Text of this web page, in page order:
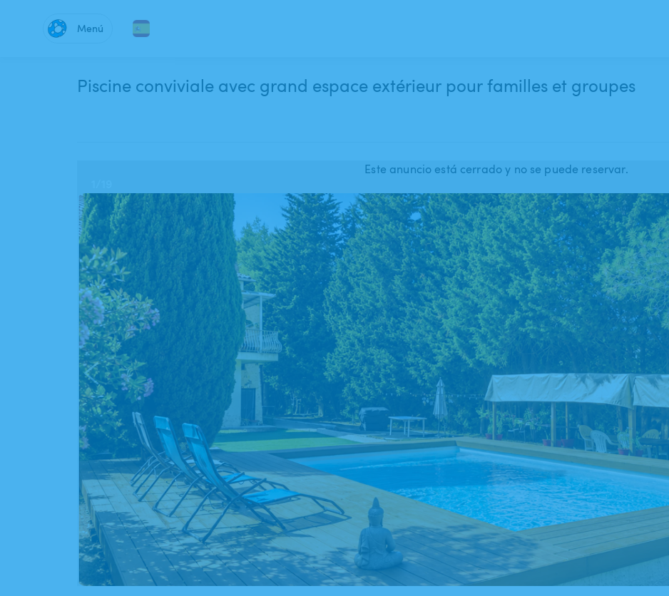
Menú
Piscine conviviale avec grand espace extérieur pour familles et groupes
Este anuncio está cerrado y no se puede reservar.